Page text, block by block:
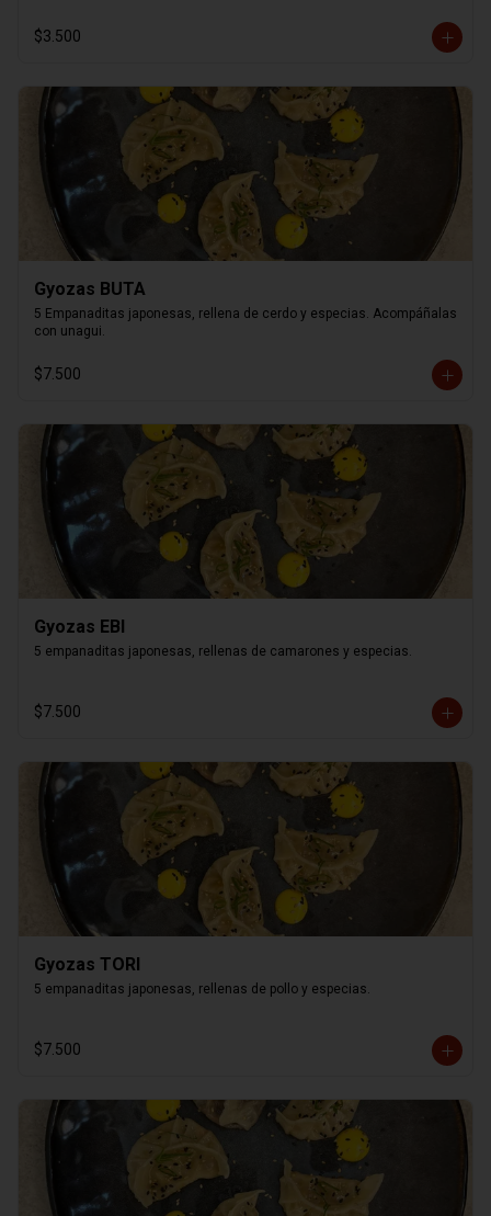
$3.500
Gyozas BUTA
5 Empanaditas japonesas, rellena de cerdo y especias. Acompáñalas
con unagui.
$7.500
Gyozas EBI
5 empanaditas japonesas, rellenas de camarones y especias.
$7.500
Gyozas TORI
5 empanaditas japonesas, rellenas de pollo y especias.
$7.500